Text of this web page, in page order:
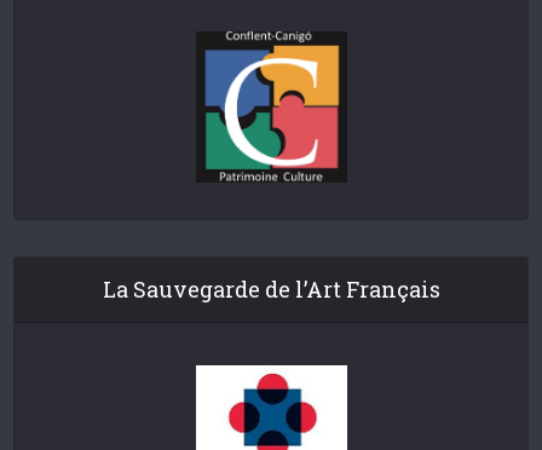
La Sauvegarde de l’Art Français